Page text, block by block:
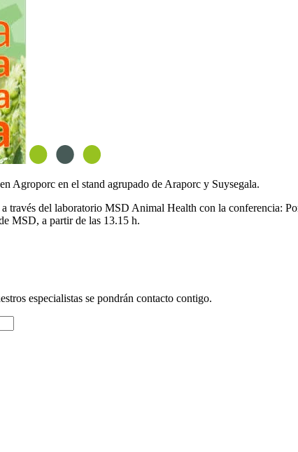
Agroporc en el stand agrupado de Araporc y Suysegala.
través del laboratorio MSD Animal Health con la conferencia:
MSD, a partir de las 13.15 h.
especialistas se pondrán contacto contigo.